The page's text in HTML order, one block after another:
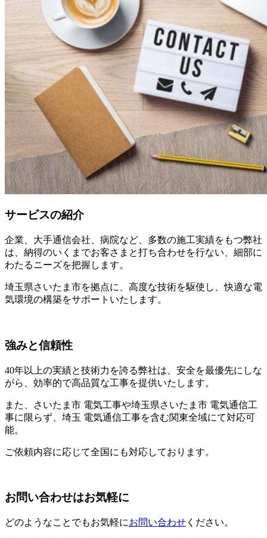
サービスの紹介
企業、大手通信会社、病院など、多数の施工実績をもつ弊社
は、納得のいくまでお客さまと打ち合わせを行ない、細部に
わたるニーズを把握します。
埼玉県さいたま市を拠点に、高度な技術を駆使し、快適な電
気環境の構築をサポートいたします。
強みと信頼性
40年以上の実績と技術力を誇る弊社は、安全を最優先にしな
がら、効率的で高品質な工事を提供いたします。
また、さいたま市 電気工事や埼玉県さいたま市 電気通信工
事に限らず、埼玉 電気通信工事を含む関東全域にて対応可
能。
ご依頼内容に応じて全国にも対応しております。
お問い合わせはお気軽に
どのようなことでもお気軽にお問い合わせ ください。